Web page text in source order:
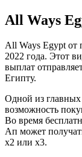
All Ways
All Ways Egypt от
2022 года. Этот
выплат
Египту.
Одной из главных
возможность
Во время
Ап может
x2 или x3.